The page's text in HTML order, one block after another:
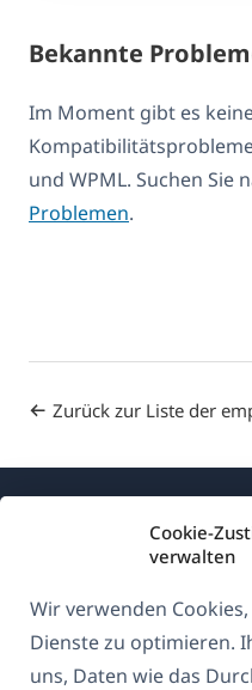
Cookie-
verwalten
Wir verwenden
Dienste zu optimieren.
uns, Daten wie das
Bekannte
Im Moment gibt es
und WPML. Suchen Sie
Problemen.
Zurück zur Liste der
DSGVO &